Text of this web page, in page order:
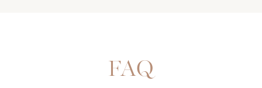
談お待ちしております！おふたりとゲストの事を一番に考え
きって至上の空間を体感してください♪